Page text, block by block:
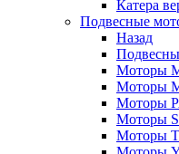
Катера
Подвесные
Назад
Моторы
Моторы
Моторы
Моторы
Моторы